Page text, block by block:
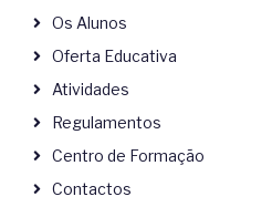
Os Alunos
Oferta Educativa
Atividades
Regulamentos
Centro de Formação
Contactos